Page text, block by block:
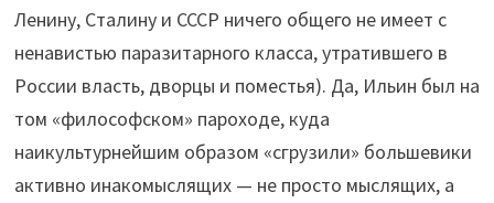
Ленину, Сталину и СССР ничего общего не имеет с
ненавистью паразитарного класса, утратившего в
России власть, дворцы и поместья). Да, Ильин был на
том «философском» пароходе, куда
наикультурнейшим образом «сгрузили» большевики
активно инакомыслящих — не просто мыслящих, а